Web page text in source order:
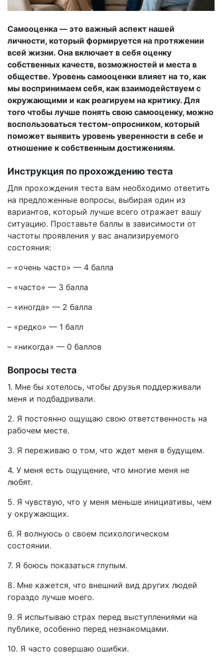
Самооценка — это важный аспект нашей
личности, который формируется на протяжении
всей жизни. Она включает в себя оценку
собственных качеств, возможностей и места в
обществе. Уровень самооценки влияет на то, как
мы воспринимаем себя, как взаимодействуем с
окружающими и как реагируем на критику. Для
того чтобы лучше понять свою самооценку, можно
воспользоваться тестом-опросником, который
поможет выявить уровень уверенности в себе и
отношение к собственным достижениям.
Инструкция по прохождению теста
Для прохождения теста вам необходимо ответить
на предложенные вопросы, выбирая один из
вариантов, который лучше всего отражает вашу
ситуацию. Проставьте баллы в зависимости от
частоты проявления у вас анализируемого
состояния:
– «очень часто» — 4 балла
– «часто» — 3 балла
– «иногда» — 2 балла
– «редко» — 1 балл
– «никогда» — 0 баллов
Вопросы теста
1. Мне бы хотелось, чтобы друзья поддерживали
меня и подбадривали.
2. Я постоянно ощущаю свою ответственность на
рабочем месте.
3. Я переживаю о том, что ждет меня в будущем.
4. У меня есть ощущение, что многие меня не
любят.
5. Я чувствую, что у меня меньше инициативы, чем
у окружающих.
6. Я волнуюсь о своем психологическом
состоянии.
7. Я боюсь показаться глупым.
8. Мне кажется, что внешний вид других людей
гораздо лучше моего.
9. Я испытываю страх перед выступлениями на
публике, особенно перед незнакомцами.
10. Я часто совершаю ошибки.